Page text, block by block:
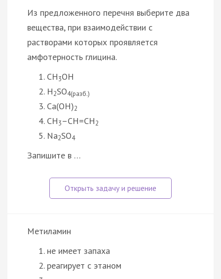
Из предложенного перечня выберите два
вещества, при взаимодействии с
растворами которых проявляется
амфотерность глицина.
CH3OH
H2SO4(разб.)
Ca(OH)2
CH3–CH=CH2
Na2SO4
Запишите в …
Метиламин
не имеет запаха
реагирует с этаном